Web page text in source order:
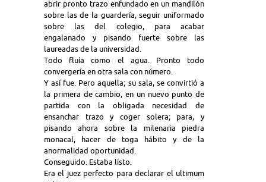
abrir pronto trazo enfundado en un mandilón
sobre las de la guardería, seguir uniformado
sobre las del colegio, para acabar
engalanado y pisando fuerte sobre las
laureadas de la universidad.
Todo fluía como el agua. Pronto todo
convergería en otra sala con número.
Y así fue. Pero aquella; su sala, se convirtió a
la primera de cambio, en un nuevo punto de
partida con la obligada necesidad de
ensanchar trazo y coger solera; para, y
pisando ahora sobre la milenaria piedra
monacal, hacer de toga hábito y de la
anormalidad oportunidad.
Conseguido. Estaba listo.
Era el juez perfecto para declarar el ultimum